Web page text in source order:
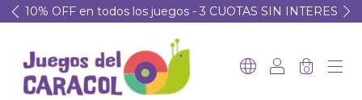
10% OFF en todos los juegos - 3 CUOTAS SIN INTERES
0